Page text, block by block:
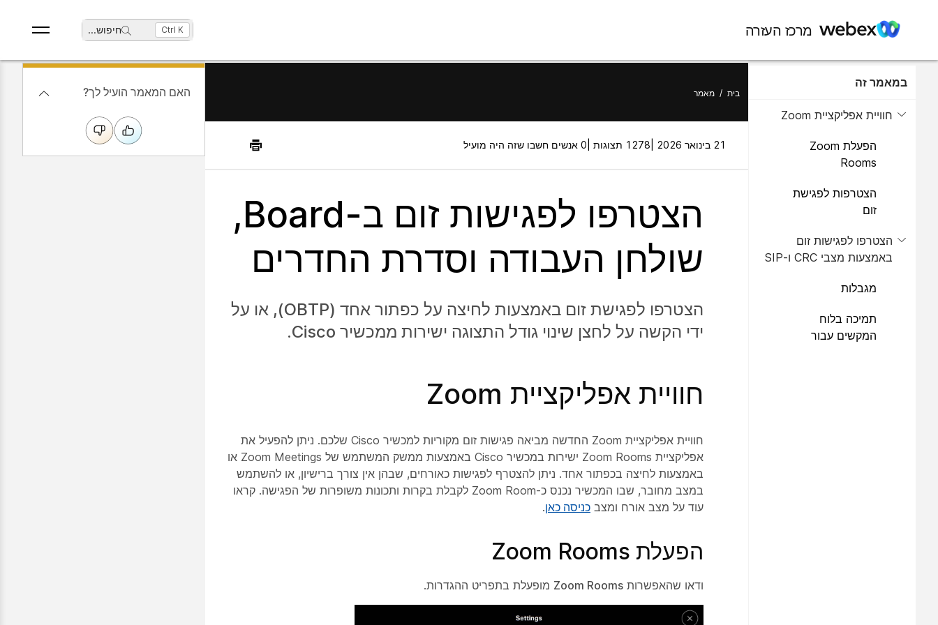
מרכז העזרה חיפוש... Ctrl K
במאמר זה
חוויית אפליקציית Zoom
הפעלת Zoom
Rooms
הצטרפות לפגישת
זום
הצטרפו לפגישות זום
באמצעות מצבי CRC ו-SIP
מגבלות
תמיכה בלוח
המקשים עבור
בית / מאמר
21 בינואר 2026 | 1278 תצוגות | 0 אנשים חשבו שזה היה מועיל
הצטרפו לפגישות זום ב-Board,
שולחן העבודה וסדרת החדרים
הצטרפו לפגישת זום באמצעות לחיצה על כפתור אחד (OBTP), או על
ידי הקשה על לחצן שינוי גודל התצוגה ישירות ממכשיר Cisco.
חוויית אפליקציית Zoom
חוויית אפליקציית Zoom החדשה מביאה פגישות זום מקוריות למכשיר Cisco שלכם. ניתן להפעיל את
אפליקציית Zoom Rooms ישירות במכשיר Cisco באמצעות ממשק המשתמש של Zoom Meetings או
באמצעות לחיצה בכפתור אחד. ניתן להצטרף לפגישות כאורחים, שבהן אין צורך ברישיון, או להשתמש
במצב מחובר, שבו המכשיר נכנס כ-Zoom Room לקבלת בקרות ותכונות משופרות של הפגישה. קראו
עוד על מצב אורח ומצב כניסה כאן.
הפעלת Zoom Rooms
ודאו שהאפשרות Zoom Rooms מופעלת בתפריט ההגדרות.
האם המאמר הועיל לך?